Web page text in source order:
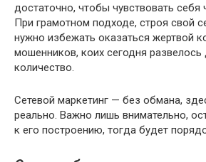
достаточно, чтобы чувствовать себя
При грамотном подходе, строя свой
нужно избежать оказаться жертвой
мошенников, коих сегодня развелось
количество.
Сетевой маркетинг — без обмана,
реально. Важно лишь внимательно,
к его построению, тогда будет